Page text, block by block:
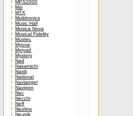
MPS2000
Msi
MTX
Multitronics
Music Hall
Musica Nova
Musical Fidelity
Mustec
Myone
Myryad
Mystery
Nad
Nakamichi
Nardi
National
Naviangel
Navigon
Nec
Necchi
Neff
Neoline
Neutrik